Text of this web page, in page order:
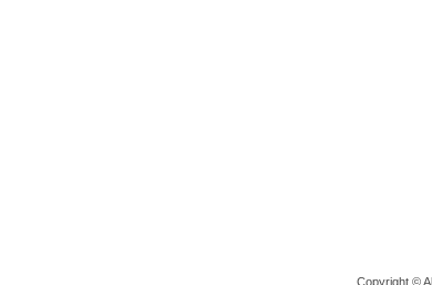
Copyright ©